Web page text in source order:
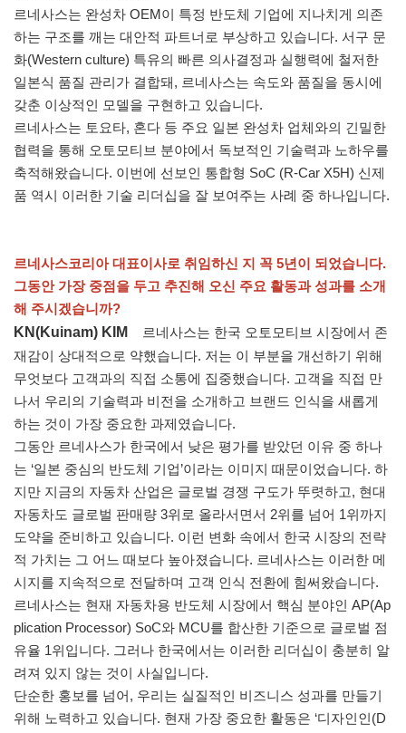
르네사스는 완성차 OEM이 특정 반도체 기업에 지나치게 의존
하는 구조를 깨는 대안적 파트너로 부상하고 있습니다. 서구 문
화(Western culture) 특유의 빠른 의사결정과 실행력에 철저한
일본식 품질 관리가 결합돼, 르네사스는 속도와 품질을 동시에
갖춘 이상적인 모델을 구현하고 있습니다.
르네사스는 토요타, 혼다 등 주요 일본 완성차 업체와의 긴밀한
협력을 통해 오토모티브 분야에서 독보적인 기술력과 노하우를
축적해왔습니다. 이번에 선보인 통합형 SoC (R-Car X5H) 신제
품 역시 이러한 기술 리더십을 잘 보여주는 사례 중 하나입니다.
르네사스코리아 대표이사로 취임하신 지 꼭 5년이 되었습니다.
그동안 가장 중점을 두고 추진해 오신 주요 활동과 성과를 소개
해 주시겠습니까?
KN(Kuinam) KIM
르네사스는 한국 오토모티브 시장에서 존
재감이 상대적으로 약했습니다. 저는 이 부분을 개선하기 위해
무엇보다 고객과의 직접 소통에 집중했습니다. 고객을 직접 만
나서 우리의 기술력과 비전을 소개하고 브랜드 인식을 새롭게
하는 것이 가장 중요한 과제였습니다.
그동안 르네사스가 한국에서 낮은 평가를 받았던 이유 중 하나
는 ‘일본 중심의 반도체 기업’이라는 이미지 때문이었습니다. 하
지만 지금의 자동차 산업은 글로벌 경쟁 구도가 뚜렷하고, 현대
자동차도 글로벌 판매량 3위로 올라서면서 2위를 넘어 1위까지
도약을 준비하고 있습니다. 이런 변화 속에서 한국 시장의 전략
적 가치는 그 어느 때보다 높아졌습니다. 르네사스는 이러한 메
시지를 지속적으로 전달하며 고객 인식 전환에 힘써왔습니다.
르네사스는 현재 자동차용 반도체 시장에서 핵심 분야인 AP(Ap
plication Processor) SoC와 MCU를 합산한 기준으로 글로벌 점
유율 1위입니다. 그러나 한국에서는 이러한 리더십이 충분히 알
려져 있지 않는 것이 사실입니다.
단순한 홍보를 넘어, 우리는 실질적인 비즈니스 성과를 만들기
위해 노력하고 있습니다. 현재 가장 중요한 활동은 ‘디자인인(D